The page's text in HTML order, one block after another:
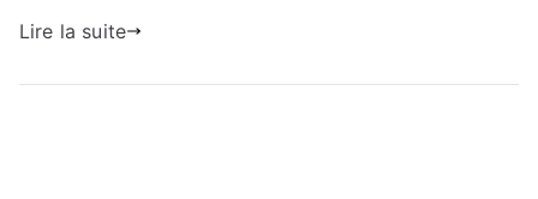
Lire la suite